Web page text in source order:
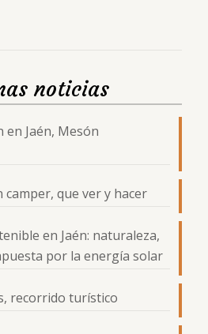
noticias
en Jaén, Mesón
que ver y hacer
en Jaén: naturaleza,
por la energía solar
recorrido turístico